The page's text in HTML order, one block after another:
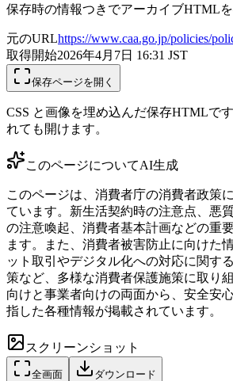
保存時の情報つきでアーカイブHTMLを
元のURLhttps://www.caa.go.jp/policies/
取得開始2026年4月7日 16:31 JST
保存ページを開く
CSS と画像を埋め込んだ保存HTMLで
れても開けます。
このページについてAI生成
このページは、消費者庁の消費者政策
ています。新生活契約時の注意点、悪
の注意喚起、消費者基本計画などの重
ます。また、消費者被害防止に向けた
ット取引やデジタル化への対応に関す
策など、多様な消費者保護施策に取り
向けと事業者向けの両面から、安全安
指した各種情報が掲載されています。
スクリーンショット
全画面 ダウンロード